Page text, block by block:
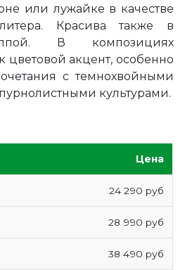
или лужайке в качестве
Красива также в
В композициях
цветовой акцент, особенно
с темнохвойными
культурами.
Цена
24 290 руб
28 990 руб
38 490 руб